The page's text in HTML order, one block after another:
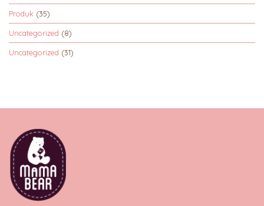
Produk (35)
Uncategorized (8)
Uncategorized (31)